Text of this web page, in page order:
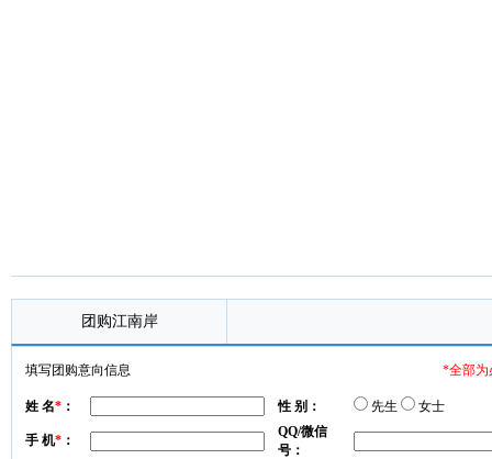
团购江南岸
填写团购意向信息 *全部为
姓 名* ： 性 别： 先生 女士
手 机* ：
QQ/微信
号：